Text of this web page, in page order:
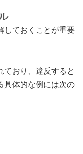
しておくことが重要
ており、違反すると
具体的な例には次の